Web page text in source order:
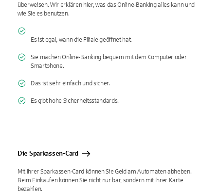
überweisen. Wir erklären hier, was das Online-Banking alles kann und
wie Sie es benutzen.
Es ist egal, wann die Filiale geöffnet hat.
Sie machen Online-Banking bequem mit dem Computer oder
Smartphone.
Das ist sehr einfach und sicher.
Es gibt hohe Sicherheitsstandards.
Die Sparkassen-Card
Mit Ihrer Sparkassen-Card können Sie Geld am Automaten abheben.
Beim Einkaufen können Sie nicht nur bar, sondern mit Ihrer Karte
bezahlen.